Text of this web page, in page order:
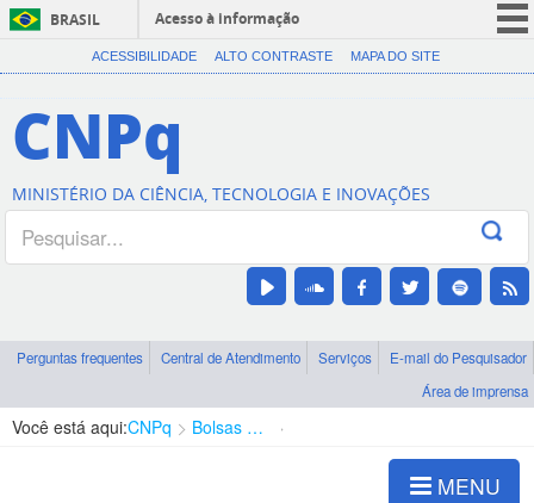
BRASIL
Acesso à informação
CORONAVÍRUS (COVID-19)
Canais
ACESSIBILIDADE ALTO CONTRASTE MAPA DO SITE
CNPq
MINISTÉRIO DA CIÊNCIA, TECNOLOGIA E INOVAÇÕES
Perguntas frequentes Central de Atendimento Serviços
E-mail do Pesquisador
Área de imprensa
Você está aqui:CNPq Bolsas e Auxílios Vigentes
MENU